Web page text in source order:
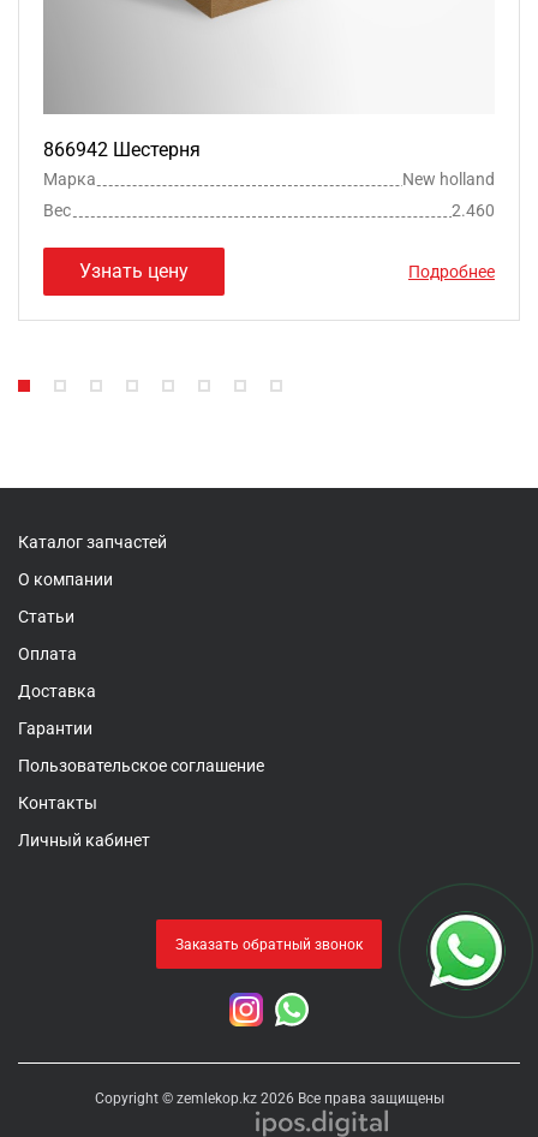
866942 Шестерня
Марка
New holland
Вес
2.460
Узнать цену Подробнее
Каталог запчастей
О компании
Статьи
Оплата
Доставка
Гарантии
Пользовательское соглашение
Контакты
Личный кабинет
Заказать обратный звонок
Copyright © zemlekop.kz 2026 Все права защищены